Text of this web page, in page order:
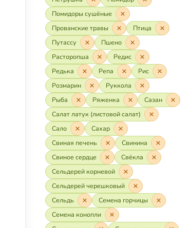
Помидоры сушёные
Прованские травы
Птица
Путассу
Пшено
Расторопша
Редис
Редька
Репа
Рис
Розмарин
Руккола
Рыба
Ряженка
Сазан
Салат латук (листовой салат)
Сало
Сахар
Свиная печень
Свинина
Свиное сердце
Свёкла
Сельдерей корневой
Сельдерей черешковый
Сельдь
Семена горчицы
Семена конопли